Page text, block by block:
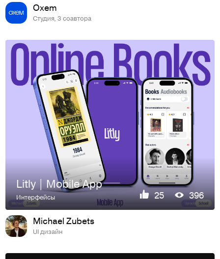
Oxem
Студия, 3 соавтора
Litly | Mobile App
Интерфейсы 25 396
Michael Zubets
UI дизайн